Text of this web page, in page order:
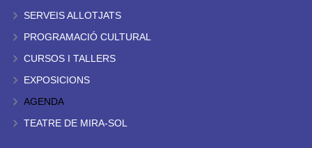
SERVEIS ALLOTJATS
PROGRAMACIÓ CULTURAL
CURSOS I TALLERS
EXPOSICIONS
AGENDA
TEATRE DE MIRA-SOL